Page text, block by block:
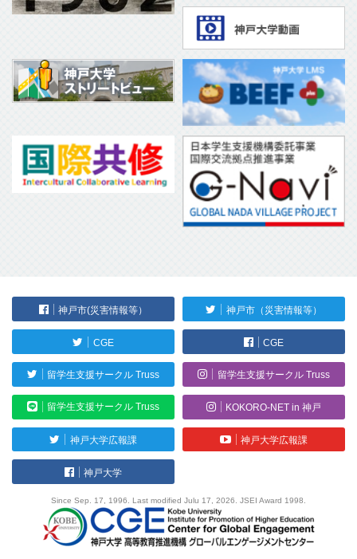
神戸市(災害情報等） 神戸市（災害情報等）
CGE CGE
留学生支援サークル Truss 留学生支援サークル Truss
留学生支援サークル Truss KOKORO-NET in 神戸
神戸大学広報課 神戸大学広報課
神戸大学
Since Sep. 17, 1996. Last modified Julu 17, 2026. JSEI Award 1998.